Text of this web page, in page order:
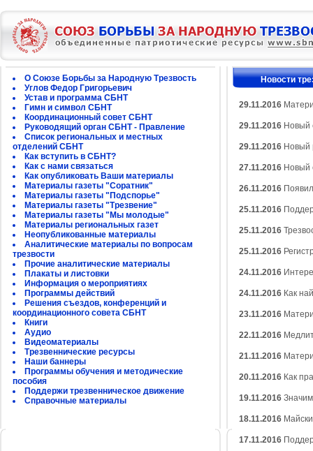
О Союзе Борьбы за Народную Трезвость
Углов Федор Григорьевич
Устав и программа СБНТ
Гимн и символ СБНТ
Координационный совет СБНТ
Руководящий орган СБНТ - Правление
Список региональных и местных
отделений СБНТ
Как вступить в СБНТ?
Как с нами связаться
Как опубликовать Ваши материалы
Материалы газеты "Соратник"
Материалы газеты "Подспорье"
Материалы газеты "Трезвение"
Материалы газеты "Мы молодые"
Материалы региональных газет
Неопубликованные материалы
Аналитические материалы по вопросам
трезвости
Прочие аналитические материалы
Плакаты и листовки
Информация о мероприятиях
Программы действий
Решения съездов, конференций и
координационного совета СБНТ
Книги
Аудио
Видеоматериалы
Трезвеннические ресурсы
Наши баннеры
Программы обучения и методические
пособия
Поддержи трезвенническое движение
Справочные материалы
Новости
29.11.2016
29.11.2016 Новый
29.11.2016 Новый
27.11.2016 Новый
26.11.2016
25.11.2016
25.11.2016
25.11.2016
24.11.2016
24.11.2016 Как
23.11.2016
22.11.2016
21.11.2016
20.11.2016 Как
19.11.2016
18.11.2016
17.11.2016